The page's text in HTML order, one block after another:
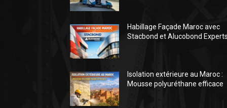
Habillage Façade Maroc avec
Stacbond et Alucobond
Isolation extérieure au Maroc :
Mousse polyuréthane efficace